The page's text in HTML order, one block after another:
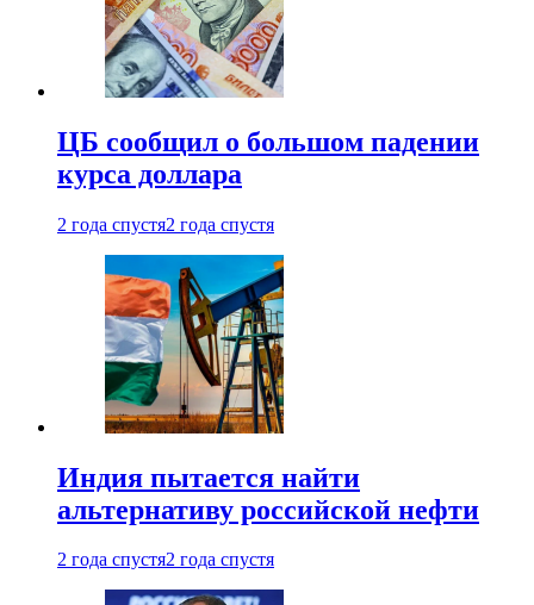
ЦБ сообщил о большом падении
курса доллара
2 года спустя2 года спустя
Индия пытается найти
альтернативу российской нефти
2 года спустя2 года спустя